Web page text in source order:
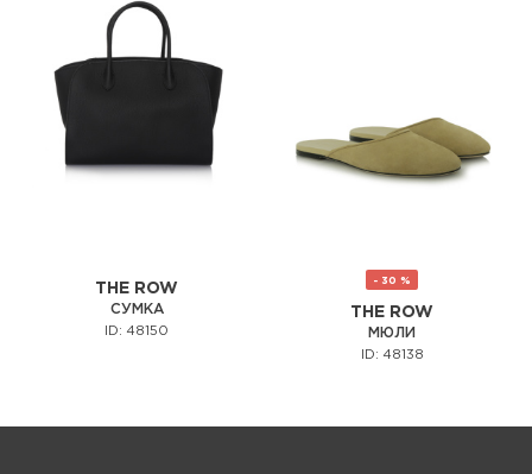
THE ROW
СУМКА
ID: 48150
- 30 %
THE ROW
МЮЛИ
ID: 48138